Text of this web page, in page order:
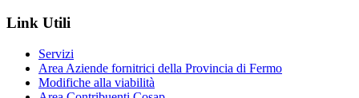
Link Utili
Servizi
Area Aziende fornitrici della Provincia di Fermo
Modifiche alla viabilità